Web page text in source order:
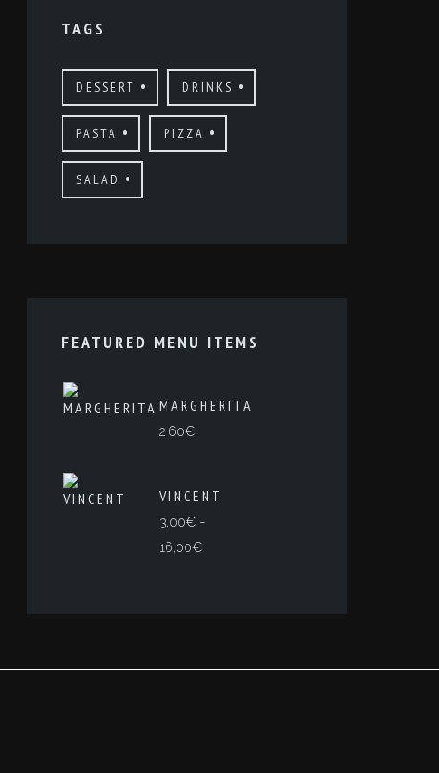
TAGS
DESSERT DRINKS
PASTA PIZZA
SALAD
FEATURED MENU ITEMS
MARGHERITA
2,60€
VINCENT
3,00€ -
16,00€Rango
hasta